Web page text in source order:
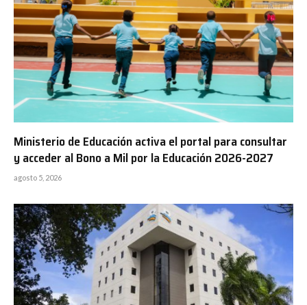
Ministerio de Educación activa el portal para consultar
y acceder al Bono a Mil por la Educación 2026-2027
agosto 5, 2026